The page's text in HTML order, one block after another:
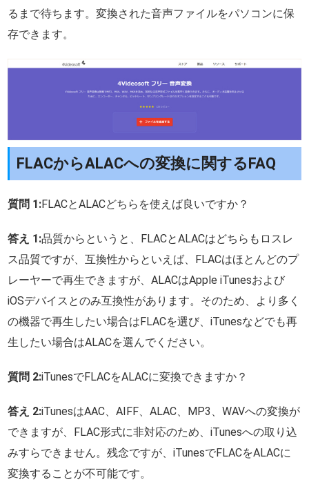
るまで待ちます。変換された音声ファイルをパソコンに保
存できます。
FLACからALACへの変換に関するFAQ
質問 1:FLACとALACどちらを使えば良いですか？
答え 1:品質からというと、FLACとALACはどちらもロスレ
ス品質ですが、互換性からといえば、FLACはほとんどのプ
レーヤーで再生できますが、ALACはApple iTunesおよび
iOSデバイスとのみ互換性があります。そのため、より多く
の機器で再生したい場合はFLACを選び、iTunesなどでも再
生したい場合はALACを選んでください。
質問 2:iTunesでFLACをALACに変換できますか？
答え 2:iTunesはAAC、AIFF、ALAC、MP3、WAVへの変換が
できますが、FLAC形式に非対応のため、iTunesへの取り込
みすらできません。残念ですが、iTunesでFLACをALACに
変換することが不可能です。